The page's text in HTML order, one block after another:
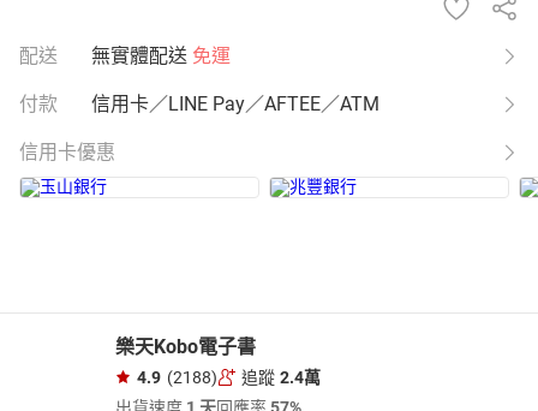
配送 無實體配送 免運
付款 信用卡／LINE Pay／AFTEE／ATM
信用卡優惠
樂天Kobo電子書
4.9 (2188) 追蹤 2.4萬